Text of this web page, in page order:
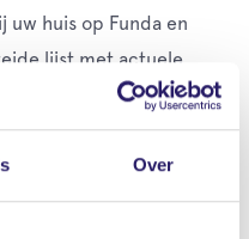
Over
uw huis op Funda en
lijst met actuele
wij